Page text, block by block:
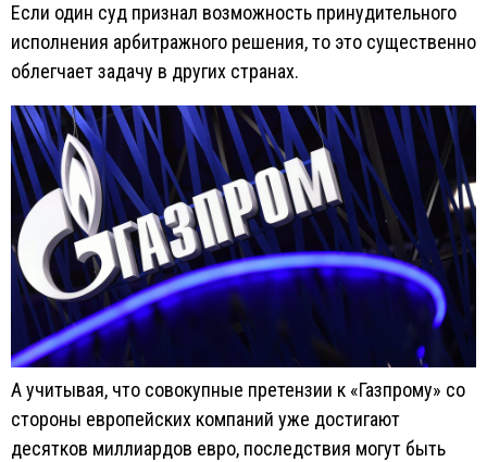
Если один суд признал возможность принудительного
исполнения арбитражного решения, то это существенно
облегчает задачу в других странах.
А учитывая, что совокупные претензии к «Газпрому» со
стороны европейских компаний уже достигают
десятков миллиардов евро, последствия могут быть